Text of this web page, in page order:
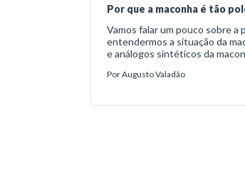
Por que a maconha é tão
Vamos falar um pouco sobre a
entendermos a situação da
e análogos sintéticos da
PorAugusto Valadão